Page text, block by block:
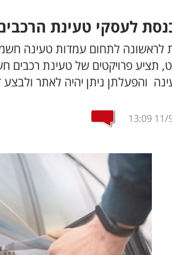
לעסקי טעינת
לראשונה לתחום עמדות טעינה
קילוואט, תציע פרויקטים של טעינת
והפעלתן ניתן יהיה לאתר ולבצע
11/
13:09